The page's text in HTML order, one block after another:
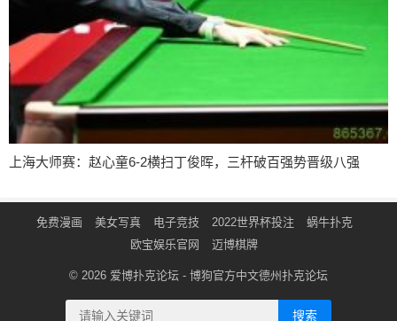
上海大师赛：赵心童6-2横扫丁俊晖，三杆破百强势晋级八强
免费漫画 美女写真 电子竞技 2022世界杯投注
蜗牛扑克
欧宝娱乐官网
迈博棋牌
© 2026 爱博扑克论坛 - 博狗官方中文德州扑克论坛
搜索